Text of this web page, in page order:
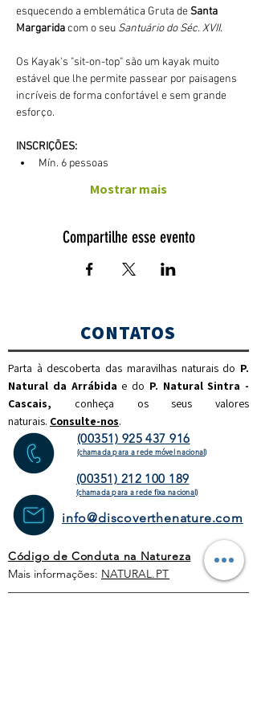
esquecendo a emblemática Gruta de Santa
Margarida com o seu Santuário do Séc. XVII.
Os Kayak's "sit-on-top" são um kayak muito
estável que lhe permite passear por paisagens
incríveis de forma confortável e sem grande
esforço.
INSCRIÇÕES:
Mín. 6 pessoas
Mostrar mais
Compartilhe esse evento
CONTATOS
Parta à descoberta das maravilhas naturais do P.
Natural da Arrábida e do P. Natural Sintra -
Cascais, conheça os seus valores
naturais. Consulte-nos.
(00351) 925 437 916
(chamada para a rede móvel nacional)
(00351) 212 100 189
(chamada para a rede fixa nacional)
info@discoverthenature.com
Código de Conduta na Natureza
Mais informações: NATURAL.PT